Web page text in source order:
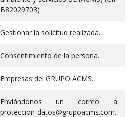
B82029703)
Gestionar la solicitud realizada.
Consentimiento de la persona.
Empresas del GRUPO ACMS.
Enviándonos un correo a:
proteccion-datos@grupoacms.com.